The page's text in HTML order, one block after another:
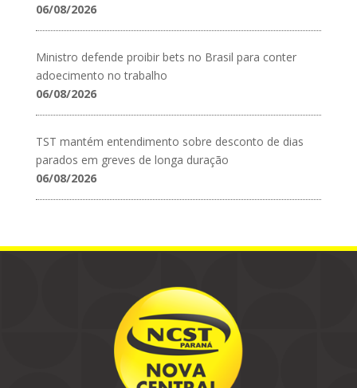
06/08/2026
Ministro defende proibir bets no Brasil para conter
adoecimento no trabalho
06/08/2026
TST mantém entendimento sobre desconto de dias
parados em greves de longa duração
06/08/2026